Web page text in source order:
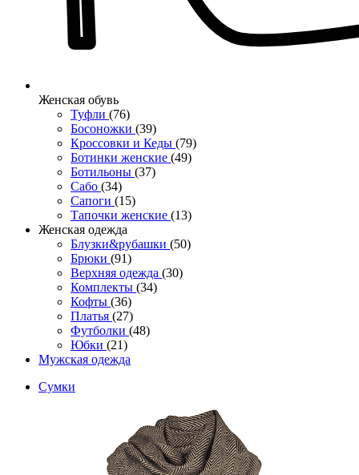
Женcкая обувь
Туфли (76)
Босоножки (39)
Кроссовки и Кеды (79)
Ботинки женские (49)
Ботильоны (37)
Сабо (34)
Сапоги (15)
Тапочки женские (13)
Женская одежда
Блузки&рубашки (50)
Брюки (91)
Верхняя одежда (30)
Комплекты (34)
Кофты (36)
Платья (27)
Футболки (48)
Юбки (21)
Мужская одежда
Сумки